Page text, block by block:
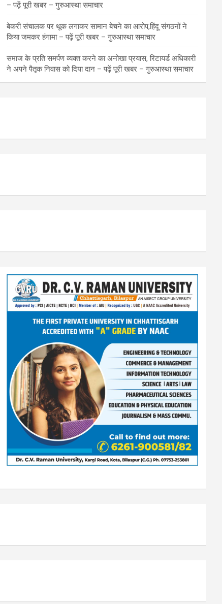
– पढ़ें पूरी खबर – गुरुआस्था समाचार
बेकरी संचालक पर थूक लगाकर सामान बेचने का आरोप,हिंदू संगठनों ने
किया जमकर हंगामा – पढ़ें पूरी खबर – गुरुआस्था समाचार
समाज के प्रति समर्पण व्यक्त करने का अनोखा प्रयास, रिटायर्ड अधिकारी
ने अपने पैतृक निवास को दिया दान – पढ़ें पूरी खबर – गुरुआस्था समाचार